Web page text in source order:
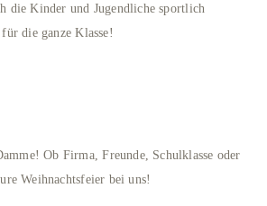
die Kinder und Jugendliche sportlich
die ganze Klasse!
Ob Firma, Freunde, Schulklasse oder
Weihnachtsfeier bei uns!